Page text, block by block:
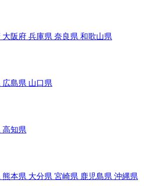
大阪府 兵庫県 奈良県 和歌山県
広島県 山口県
高知県
熊本県 大分県 宮崎県 鹿児島県 沖縄県